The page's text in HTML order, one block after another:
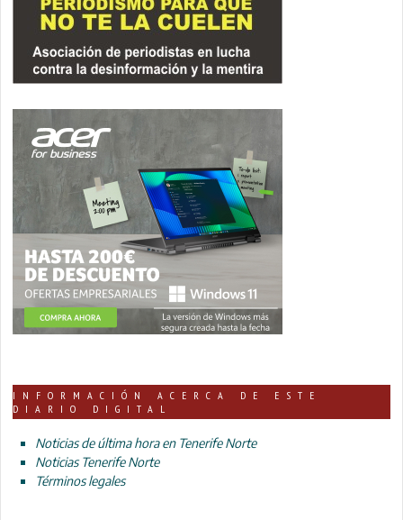
INFORMACIÓN ACERCA DE ESTE
DIARIO DIGITAL
Noticias de última hora en Tenerife Norte
Noticias Tenerife Norte
Términos legales